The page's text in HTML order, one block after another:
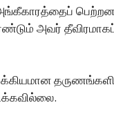
அங்கீகாரத்தைப்
அவர்